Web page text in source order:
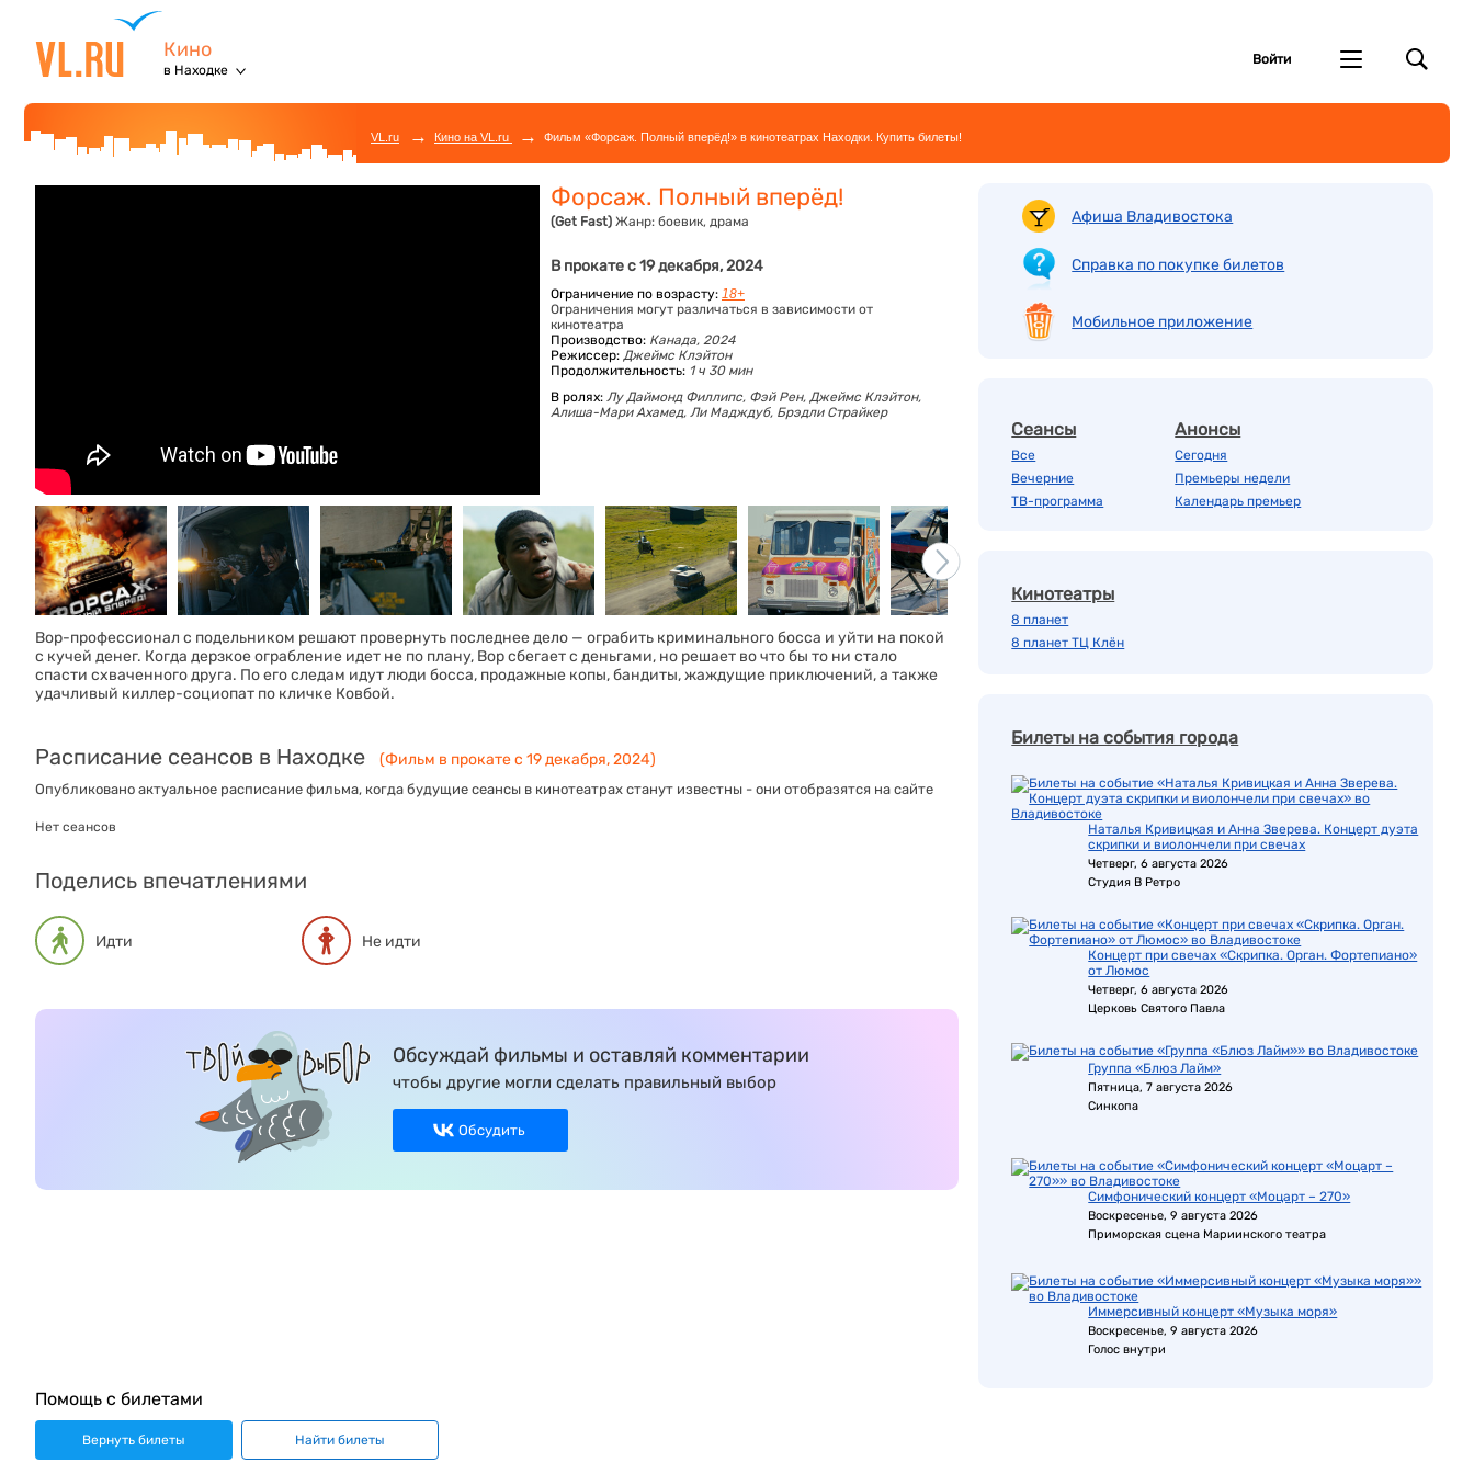
Кино
в Находке
Войти
VL.ru → Кино на VL.ru → Фильм «Форсаж. Полный вперёд!» в кинотеатрах Находки. Купить билеты!
Форсаж. Полный вперёд!
(Get Fast) Жанр: боевик, драма
В прокате с 19 декабря, 2024
Ограничение по возрасту: 18+
Ограничения могут различаться в зависимости от
кинотеатра
Производство: Канада, 2024
Режиссер: Джеймс Клэйтон
Продолжительность: 1 ч 30 мин
В ролях: Лу Даймонд Филлипс, Фэй Рен, Джеймс Клэйтон,
Алиша-Мари Ахамед, Ли Мадждуб, Брэдли Страйкер
Вор-профессионал с подельником решают провернуть последнее дело — ограбить криминального босса и уйти на покой
с кучей денег. Когда дерзкое ограбление идет не по плану, Вор сбегает с деньгами, но решает во что бы то ни стало
спасти схваченного друга. По его следам идут люди босса, продажные копы, бандиты, жаждущие приключений, а также
удачливый киллер-социопат по кличке Ковбой.
Расписание сеансов в Находке (Фильм в прокате с 19 декабря, 2024)
Опубликовано актуальное расписание фильма, когда будущие сеансы в кинотеатрах станут известны - они отобразятся на сайте
Нет сеансов
Поделись впечатлениями
Идти Не идти
Обсуждай фильмы и оставляй комментарии
чтобы другие могли сделать правильный выбор
Обсудить
Афиша Владивостока
Справка по покупке билетов
Мобильное приложение
Сеансы
Все
Вечерние
ТВ-программа
Анонсы
Сегодня
Премьеры недели
Календарь премьер
Кинотеатры
8 планет
8 планет ТЦ Клён
Билеты на события города
Наталья Кривицкая и Анна Зверева. Концерт дуэта
скрипки и виолончели при свечах
Четверг, 6 августа 2026
Студия В Ретро
Концерт при свечах «Скрипка. Орган. Фортепиано»
от Люмос
Четверг, 6 августа 2026
Церковь Святого Павла
Группа «Блюз Лайм»
Пятница, 7 августа 2026
Синкопа
Симфонический концерт «Моцарт – 270»
Воскресенье, 9 августа 2026
Приморская сцена Мариинского театра
Иммерсивный концерт «Музыка моря»
Воскресенье, 9 августа 2026
Голос внутри
Помощь с билетами
Вернуть билеты Найти билеты